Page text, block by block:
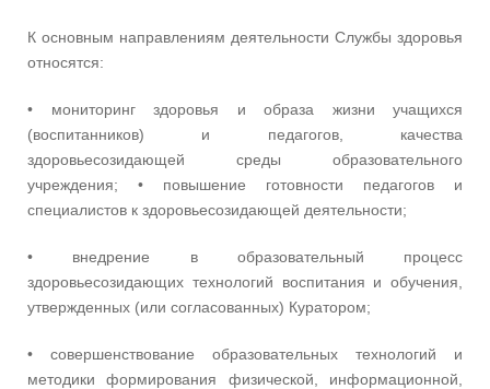
К основным направлениям деятельности Службы здоровья
относятся:
• мониторинг здоровья и образа жизни учащихся
(воспитанников) и педагогов, качества
здоровьесозидающей среды образовательного
учреждения; • повышение готовности педагогов и
специалистов к здоровьесозидающей деятельности;
• внедрение в образовательный процесс
здоровьесозидающих технологий воспитания и обучения,
утвержденных (или согласованных) Куратором;
• совершенствование образовательных технологий и
методики формирования физической, информационной,